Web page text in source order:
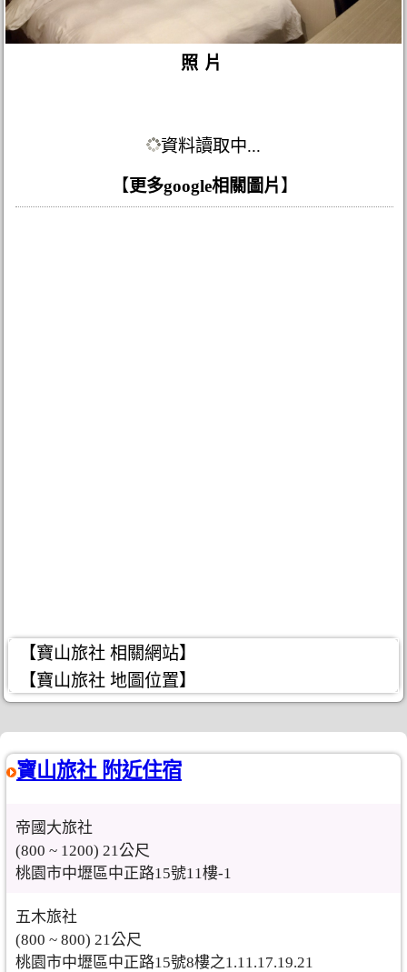
照片
資料讀取中...
【更多google相關圖片 】
【寶山旅社 相關網站】
【寶山旅社 地圖位置】
寶山旅社 附近住宿
帝國大旅社
(800 ~ 1200) 21公尺
桃園市中壢區中正路15號11樓-1
五木旅社
(800 ~ 800) 21公尺
桃園市中壢區中正路15號8樓之1.11.17.19.21